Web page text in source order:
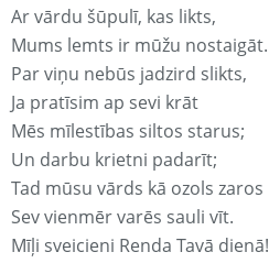
Ar vārdu šūpulī, kas likts,
Mums lemts ir mūžu nostaigāt.
Par viņu nebūs jadzird slikts,
Ja pratīsim ap sevi krāt
Mēs mīlestības siltos starus;
Un darbu krietni padarīt;
Tad mūsu vārds kā ozols zaros
Sev vienmēr varēs sauli vīt.
Mīļi sveicieni Renda Tavā dienā!